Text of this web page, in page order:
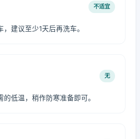
不适宜
建议至少1天后再洗车。
无
低温，稍作防寒准备即可。